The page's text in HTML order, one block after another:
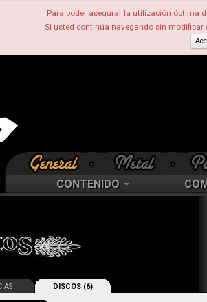
Para poder asegurar la utilización óptima
Si usted continúa navegando sin modificar
CONTENIDO
DISCOS (6)